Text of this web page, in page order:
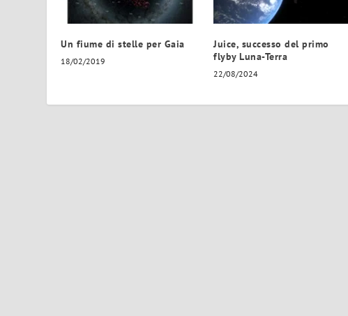
Un fiume di stelle per Gaia
18/02/2019
Juice, successo del primo
flyby Luna-Terra
22/08/2024